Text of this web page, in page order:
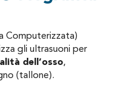
Computerizzata)
gli ultrasuoni per
dell’osso,
(tallone).